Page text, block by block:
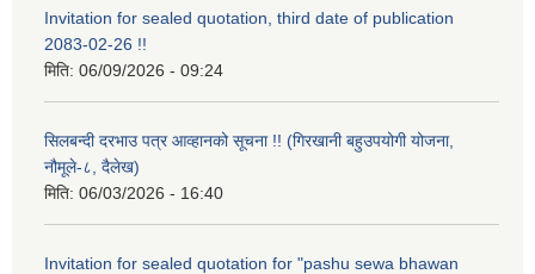
Invitation for sealed quotation, third date of publication
2083-02-26 !!
मिति: 06/09/2026 - 09:24
सिलबन्दी दरभाउ पत्र आव्हानको सूचना !! (गिरखानी बहुउपयोगी योजना,
नौमूले-८, दैलेख)
मिति: 06/03/2026 - 16:40
Invitation for sealed quotation for "pashu sewa bhawan